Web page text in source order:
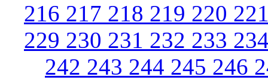
216 217 218 219 220
229 230 231 232 233
242 243 244 245 246